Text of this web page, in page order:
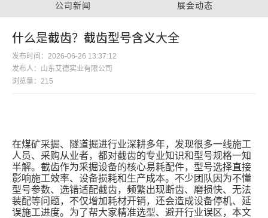
公司新闻 展会动态
什么是截齿？截齿型号含义大全
发布时间：2026-06-26 13:37:12
发布人：山东艾德实业有限公司
浏览量：215
在煤矿采掘、隧道掘进行业深耕多年，发现很多一线施工
人员、采购从业者，都对截齿的专业知识和型号规格一知
半解。截齿作为采掘设备的核心易耗配件，型号选择直接
影响施工效率、设备损耗和生产成本。不少团队因为不懂
型号参数、选错适配截齿，频繁出现断齿、磨损快、无法
装配等问题，不仅增加耗材开销，还会造成设备停机、延
误施工进度。为了帮大家精准选型、避开行业误区，本文